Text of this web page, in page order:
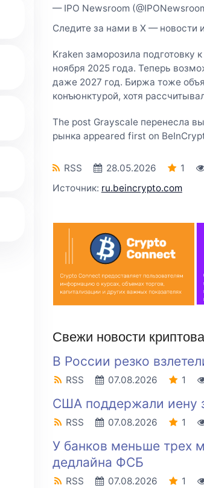
— IPO Newsroom
Следите за нами в X — новости
Kraken заморозила подготовку
ноября 2025 года. Теперь
даже 2027 год. Биржа тоже
конъюнктурой, хотя
The post Grayscale перенесла
рынка appeared first on
RSS 28.05.2026 1
Источник: ru.beincrypto.com
Свежи новости
В России резко
RSS 07.08.2026 1
США поддержали иену
RSS 07.08.2026 1
У банков меньше трех
дедлайна ФСБ
RSS 07.08.2026 1